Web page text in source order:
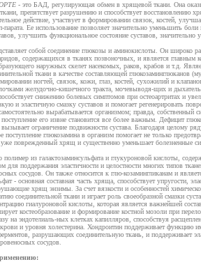
- это БАД, регулирующая обмен в хрящевой ткани. Она
препятствует разрушению и способствует восстановлению
действие, участвует в формировании связок, костей,
парата. Ее использование позволяет значительно уменьшить
улучшить функциональное состояние суставов,
собой соединение глюкозы и аминокислоты. Он широко
содержащихся в тканях позвоночных, и является главным
наружных скелет насекомых, раков, крабов и т.д.
ткани в качестве составляющей глюкозаминглюканов
ногтей, связок, кожи, глаз, костей, сухожилий и
желудочно-кишечного тракта, мочевыводя-щих и
снижению болевых симптомов при остеоартритах и
и эластичную смазку суставов и помогает регенерировать
вырабатывается организмом; правда, собственный
его извне становится все более важным. Дефицит
ограничение подвижности сустава. Благодаря целому
поступление глюкозамина в организм помогает не только
уже поврежденный хрящ и существенно уменьшает болезненные
полимер из галактозаминсульфата и глукуроновой кислоты,
для поддержания эластичности и целостности многих типов
сосудов. Он также относится к глю-козамингликанам и
- основная составная часть хряща, способствует упругости,
хрящ энзимы. За счет вязкости и особенностей
соединительной ткани и играет роль своеобразной смазки
гиалуроновой кислоты, которая является важнейшей
костеобразование и формирование костной мозоли при
на эндотелиаль-ных клетках капилляров, способствуя
и уровня холестерина. Хондроитин поддерживает функцию
разрушающих соединительную ткань, и поддерживает
сосудов.